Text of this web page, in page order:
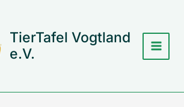
TierTafel Vogtland
e.V.